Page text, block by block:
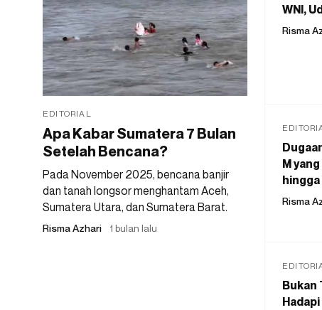
EDITORIAL
Apa Kabar Sumatera 7 Bulan
Setelah Bencana?
Pada November 2025, bencana banjir
dan tanah longsor menghantam Aceh,
Sumatera Utara, dan Sumatera Barat.
Risma Azhari 1 bulan lalu
WNI,
Risma
M
hingga
Risma
Bukan